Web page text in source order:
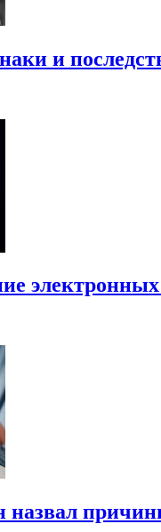
и
электронных
назвал